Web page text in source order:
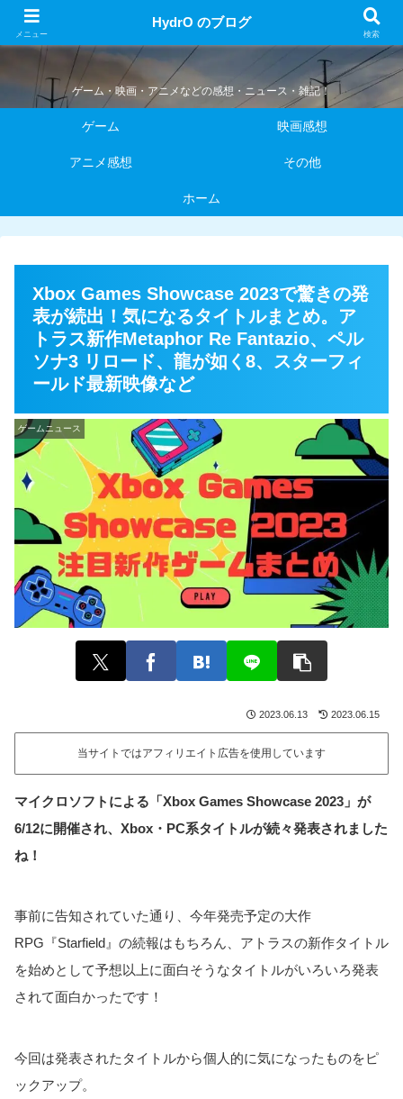
HydrO のブログ
ゲーム・映画・アニメなどの感想・ニュース・雑記！
ゲーム 映画感想
アニメ感想 その他
ホーム
Xbox Games Showcase 2023で驚きの発
表が続出！気になるタイトルまとめ。ア
トラス新作Metaphor Re Fantazio、ペル
ソナ3 リロード、龍が如く8、スターフィ
ールド最新映像など
ゲームニュース
2023.06.13 2023.06.15
当サイトではアフィリエイト広告を使用しています
マイクロソフトによる「Xbox Games Showcase 2023」が
6/12に開催され、Xbox・PC系タイトルが続々発表されました
ね！
事前に告知されていた通り、今年発売予定の大作
RPG『Starfield』の続報はもちろん、アトラスの新作タイトル
を始めとして予想以上に面白そうなタイトルがいろいろ発表
されて面白かったです！
今回は発表されたタイトルから個人的に気になったものをピ
ックアップ。
メニュー
HydrO のブログ
検索